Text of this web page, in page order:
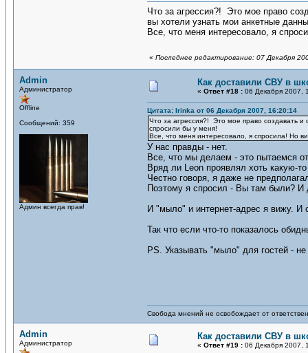
Что за агрессия?! Это мое право
вы хотели узнать мои анкетные
Все, что меня интересовало, я
« Последнее редактирование: 07 Декабря
Admin
Администратор
Offline
Сообщений: 359
Админ всегда прав!
Как доставили СВУ в
« Ответ #18 : 06 Декабря 2007,
Цитата: Irinka от 06 Декабря 2007, 16:20:14
Что за агрессия?! Это мое право создавать
спросили бы у меня!
Все, что меня интересовало, я спросила! Но
У нас правды - нет.
Все, что мы делаем - это пытаемся
Вряд ли Leon проявлял хоть какую-
Честно говоря, я даже не
Поэтому я спросил - Вы там были? И
И "мыло" и интернет-адрес я вижу. И
Так что если что-то показалось
PS. Указывать "мыло" для гостей -
Свобода мнений не освобождает от
Admin
Администратор
Как доставили СВУ в
« Ответ #19 : 06 Декабря 2007,